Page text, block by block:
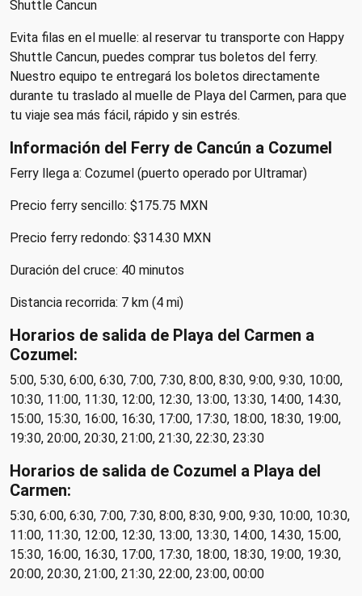
Shuttle Cancun
Evita filas en el muelle: al reservar tu transporte con Happy
Shuttle Cancun, puedes comprar tus boletos del ferry.
Nuestro equipo te entregará los boletos directamente
durante tu traslado al muelle de Playa del Carmen, para que
tu viaje sea más fácil, rápido y sin estrés.
Información del Ferry de Cancún a Cozumel
Ferry llega a: Cozumel (puerto operado por Ultramar)
Precio ferry sencillo: $175.75 MXN
Precio ferry redondo: $314.30 MXN
Duración del cruce: 40 minutos
Distancia recorrida: 7 km (4 mi)
Horarios de salida de Playa del Carmen a
Cozumel:
5:00, 5:30, 6:00, 6:30, 7:00, 7:30, 8:00, 8:30, 9:00, 9:30, 10:00,
10:30, 11:00, 11:30, 12:00, 12:30, 13:00, 13:30, 14:00, 14:30,
15:00, 15:30, 16:00, 16:30, 17:00, 17:30, 18:00, 18:30, 19:00,
19:30, 20:00, 20:30, 21:00, 21:30, 22:30, 23:30
Horarios de salida de Cozumel a Playa del
Carmen:
5:30, 6:00, 6:30, 7:00, 7:30, 8:00, 8:30, 9:00, 9:30, 10:00, 10:30,
11:00, 11:30, 12:00, 12:30, 13:00, 13:30, 14:00, 14:30, 15:00,
15:30, 16:00, 16:30, 17:00, 17:30, 18:00, 18:30, 19:00, 19:30,
20:00, 20:30, 21:00, 21:30, 22:00, 23:00, 00:00